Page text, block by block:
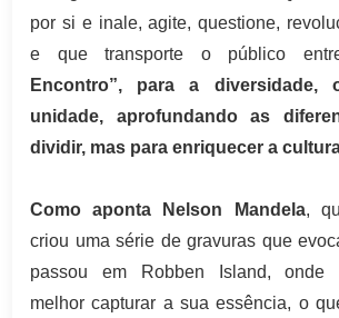
por si e inale, agite, questione,
e que transporte o público
Encontro”, para a diversidade,
unidade, aprofundando as
dividir, mas para enriquecer a
Como aponta Nelson Mandela,
criou uma série de gravuras que
passou em Robben Island, onde
melhor capturar a sua essência, o